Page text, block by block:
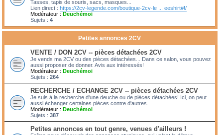
Tasses, tapis de souris, sacs, masques...
Lien direct : https://2cv-legende.com/boutique-2cv-le ... eeshirt#!/
Modérateur : Deuchémoi
Sujets : 4
Petites annonces 2CV
VENTE / DON 2CV -- pièces détachées 2CV
Je vends ma 2CV ou des pièces détachées... Dans ce salon, vous pouvez
aussi proposer de donner. Avis aux intéressés!
Modérateur : Deuchémoi
Sujets : 264
RECHERCHE / ECHANGE 2CV -- pièces détachées 2CV
Je suis à la recherche d'une deuche ou de pièces détachées! Ici, on peut
aussi échanger certaines pièces contre d'autres.
Modérateur : Deuchémoi
Sujets : 387
Petites annonces en tout genre, venues d'ailleurs !